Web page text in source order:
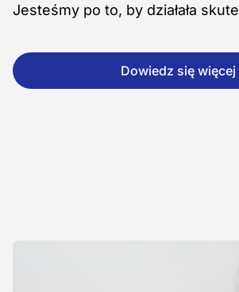
Jesteśmy po to, by działała
Dowiedz się więcej